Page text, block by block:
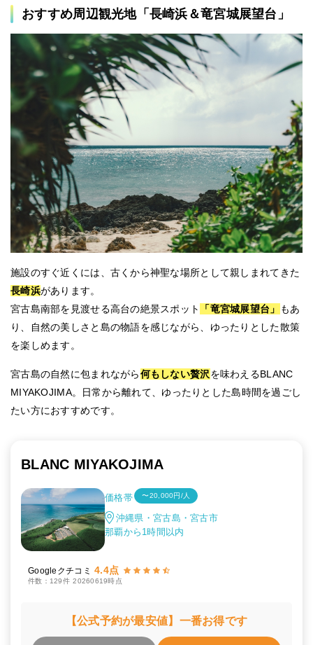
おすすめ周辺観光地「長崎浜＆竜宮城展望台」
施設のすぐ近くには、古くから神聖な場所として親しまれてきた
長崎浜があります。
宮古島南部を見渡せる高台の絶景スポット
「竜宮城展望台」
もあ
り、自然の美しさと島の物語を感じながら、ゆったりとした散策
を楽しめます。
宮古島の自然に包まれながら何もしない贅沢を味わえるBLANC
MIYAKOJIMA。日常から離れて、ゆったりとした島時間を過ごし
たい方におすすめです。
BLANC MIYAKOJIMA
価格帯 〜20,000円/人
沖縄県・宮古島・宮古市
那覇から1時間以内
Googleクチコミ 4.4点
件数：129件 20260619時点
【公式予約が最安値】一番お得です